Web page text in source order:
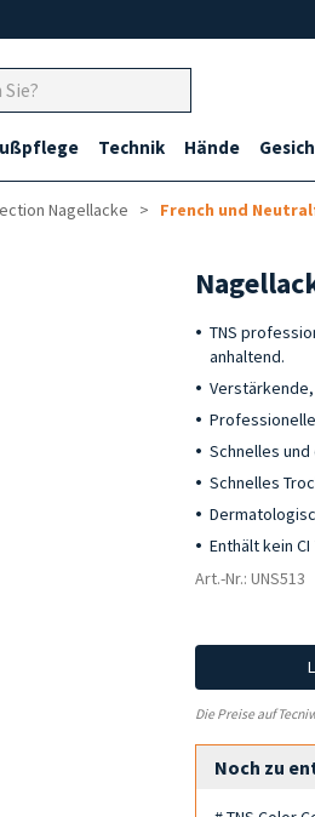
Technik Hände
Nagellacke French und
TNS
anhaltend.
Schnelles
Schnelles
Enthält kein CI
Art.-Nr.: UNS513
Die Preise auf
Noch zu